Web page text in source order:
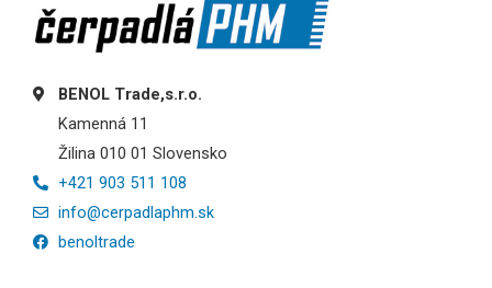
BENOL Trade,s.r.o.
Kamenná 11
Žilina 010 01 Slovensko
+421 903 511 108
info@cerpadlaphm.sk
benoltrade